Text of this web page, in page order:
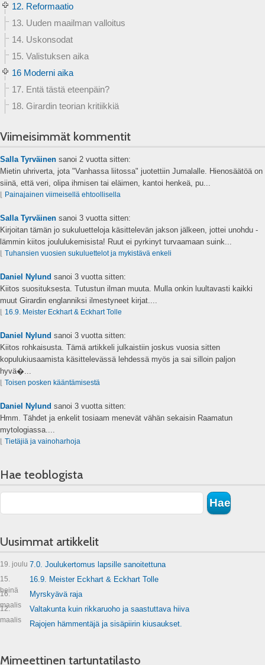
12. Reformaatio
13. Uuden maailman valloitus
14. Uskonsodat
15. Valistuksen aika
16 Moderni aika
17. Entä tästä eteenpäin?
18. Girardin teorian kritiikkiä
Viimeisimmät kommentit
Salla Tyrväinen sanoi 2 vuotta sitten:
Mietin uhriverta, jota "Vanhassa liitossa" juotettiin Jumalalle. Hienosäätöä on
siinä, että veri, olipa ihmisen tai eläimen, kantoi henkeä, pu...
⌊ Painajainen viimeisellä ehtoollisella
Salla Tyrväinen sanoi 3 vuotta sitten:
Kirjoitan tämän jo sukuluetteloja käsittelevän jakson jälkeen, jottei unohdu -
lämmin kiitos joululukemisista! Ruut ei pyrkinyt turvaamaan suink...
⌊ Tuhansien vuosien sukuluettelot ja mykistävä enkeli
Daniel Nylund sanoi 3 vuotta sitten:
Kiitos suosituksesta. Tutustun ilman muuta. Mulla onkin luultavasti kaikki
muut Girardin englanniksi ilmestyneet kirjat....
⌊ 16.9. Meister Eckhart & Eckhart Tolle
Daniel Nylund sanoi 3 vuotta sitten:
Kiitos rohkaisusta. Tämä artikkeli julkaistiin joskus vuosia sitten
kopulukiusaamista käsittelevässä lehdessä myös ja sai silloin paljon
hyvä�...
⌊ Toisen posken kääntämisestä
Daniel Nylund sanoi 3 vuotta sitten:
Hmm. Tähdet ja enkelit tosiaam menevät vähän sekaisin Raamatun
mytologiassa....
⌊ Tietäjiä ja vainoharhoja
Hae teoblogista
Uusimmat artikkelit
19. joulu 7.0. Joulukertomus lapsille sanoitettuna
15.
heinä
16.9. Meister Eckhart & Eckhart Tolle
16.
maalis
Myrskyävä raja
12.
maalis
Valtakunta kuin rikkaruoho ja saastuttava hiiva
Rajojen hämmentäjä ja sisäpiirin kiusaukset.
Mimeettinen tartuntatilasto